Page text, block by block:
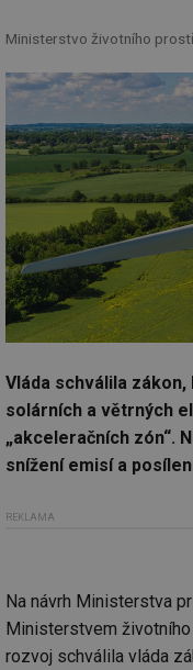
Ministerstvo životního
Vláda schválila
solárních a větrných
„akceleračních zón“.
snížení emisí a
REKLAMA
Na návrh Ministerstva
Ministerstvem
rozvoj schválila vláda